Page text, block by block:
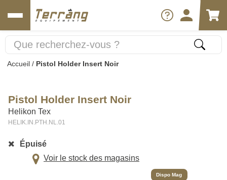
Accueil / Pistol Holder Insert Noir
Pistol Holder Insert Noir
Helikon Tex
HELIK.IN.PTH.NL.01
Épuisé
Voir le stock des magasins
Dispo Mag